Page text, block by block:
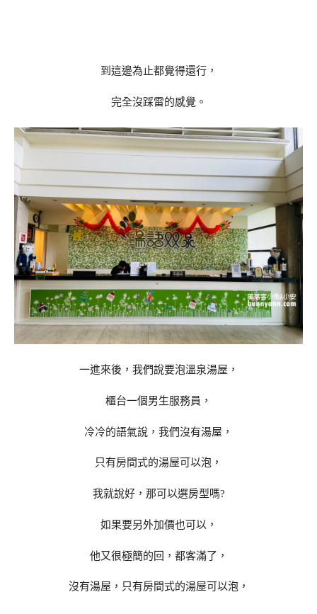
到這邊為止都覺得還行，
完全沒踩雷的感覺。
一進來後，我們說要泡溫泉湯屋，
櫃台一個男生服務員，
冷冷的語氣說，我們沒有湯屋，
只有房間式的湯屋可以泡，
我就說好，那可以選房型嗎?
如果要另外加價也可以，
他又很極簡的回，都客滿了，
沒有湯屋，只有房間式的湯屋可以泡，